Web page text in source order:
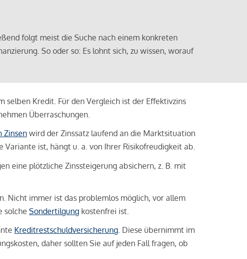
folgt meist die Suche nach einem konkreten
So oder so: Es lohnt sich, zu wissen, worauf
selben Kredit. Für den Vergleich ist der Effektivzins
Überraschungen.
Zinsenwird der Zinssatz laufend an die Marktsituation
ist, hängt u. a. von Ihrer Risikofreudigkeit ab.
eine plötzliche Zinssteigerung absichern, z. B. mit
Nicht immer ist das problemlos möglich, vor allem
solche Sondertilgung kostenfrei ist.
Kreditrestschuldversicherung . Diese übernimmt im
daher sollten Sie auf jeden Fall fragen, ob